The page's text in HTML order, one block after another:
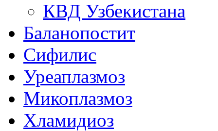
КВД Узбекистана
Баланопостит
Сифилис
Уреаплазмоз
Микоплазмоз
Хламидиоз